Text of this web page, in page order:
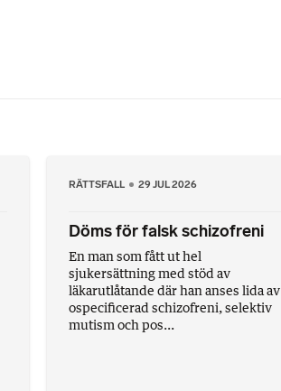
RÄTTSFALL 29 JUL 2026
Döms för falsk schizofreni
En man som fått ut hel
sjukersättning med stöd av
läkarutlåtande där han anses lida av
ospecificerad schizofreni, selektiv
mutism och pos...